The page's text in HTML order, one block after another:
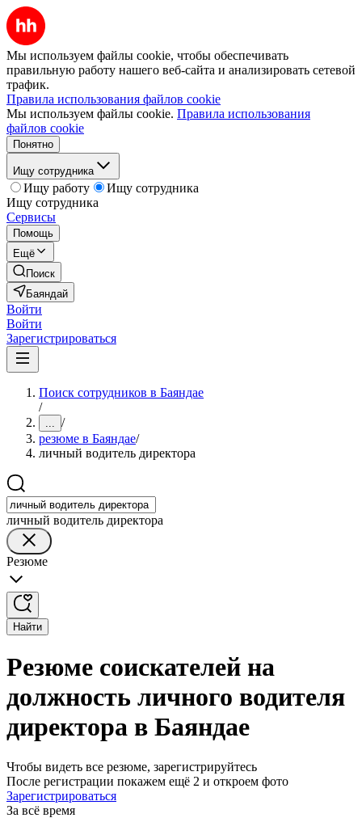
Мы используем файлы cookie, чтобы обеспечивать
правильную работу нашего веб-сайта и анализировать сетевой
трафик.
Правила использования файлов cookie
Мы используем файлы cookie. Правила использования
файлов cookie
Понятно
Ищу сотрудника
Ищу работу
Ищу сотрудника
Ищу сотрудника
Сервисы
Помощь
Ещё
Поиск
Баяндай
Войти
Войти
Зарегистрироваться
Поиск сотрудников в Баяндае
/
... /
резюме в Баяндае/
личный водитель директора
личный водитель директора
Резюме
Найти
Резюме соискателей на
должность личного водителя
директора в Баяндае
Чтобы видеть все резюме, зарегистрируйтесь
После регистрации покажем ещё 2 и откроем фото
Зарегистрироваться
За всё время